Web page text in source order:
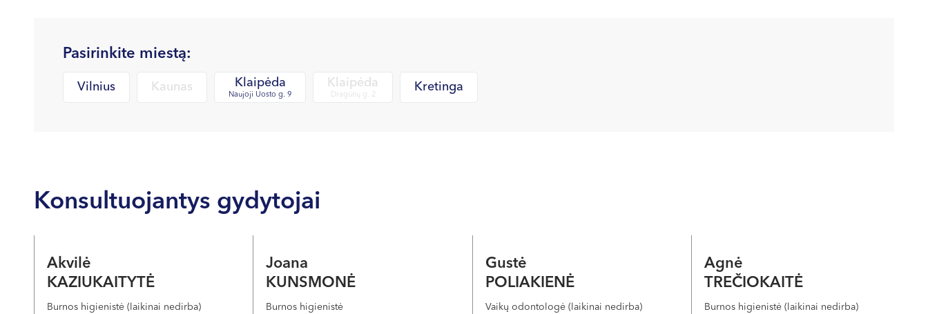
Pasirinkite miestą:
Vilnius Kaunas Klaipėda
Naujoji Uosto g. 9
Klaipėda
Dragūnų g. 2
Kretinga
Konsultuojantys gydytojai
Akvilė
KAZIUKAITYTĖ
Burnos higienistė (laikinai nedirba)
Joana
KUNSMONĖ
Burnos higienistė
Gustė
POLIAKIENĖ
Vaikų odontologė (laikinai nedirba)
Agnė
TREČIOKAITĖ
Burnos higienistė (laikinai nedirba)